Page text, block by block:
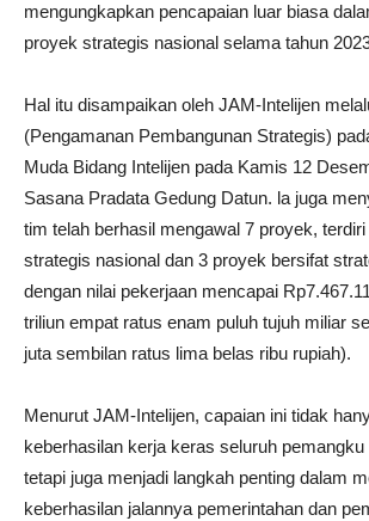
mengungkapkan pencapaian luar biasa
proyek strategis nasional selama tahun
Hal itu disampaikan oleh JAM-Intelijen
(Pengamanan Pembangunan Strategis)
Muda Bidang Intelijen pada Kamis 12
Sasana Pradata Gedung Datun. la juga
tim telah berhasil mengawal 7 proyek,
strategis nasional dan 3 proyek bersifat
dengan nilai pekerjaan mencapai
triliun empat ratus enam puluh tujuh miliar
juta sembilan ratus lima belas ribu rupiah).
Menurut JAM-Intelijen, capaian ini tidak
keberhasilan kerja keras seluruh pemangku
tetapi juga menjadi langkah penting dalam
keberhasilan jalannya pemerintahan dan